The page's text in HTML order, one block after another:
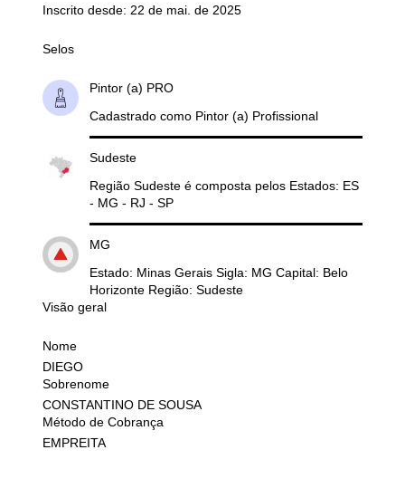
Inscrito desde: 22 de mai. de 2025
Selos
Pintor (a) PRO
Cadastrado como Pintor (a) Profissional
Sudeste
Região Sudeste é composta pelos Estados: ES
- MG - RJ - SP
MG
Estado: Minas Gerais Sigla: MG Capital: Belo
Horizonte Região: Sudeste
Visão geral
Nome
DIEGO
Sobrenome
CONSTANTINO DE SOUSA
Método de Cobrança
EMPREITA